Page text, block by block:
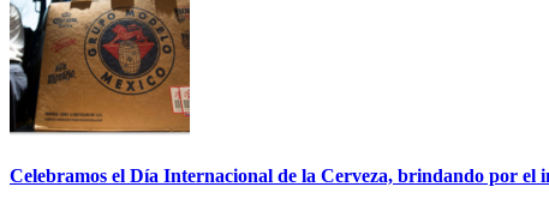
Celebramos el Día Internacional de la Cerveza, brindando por el